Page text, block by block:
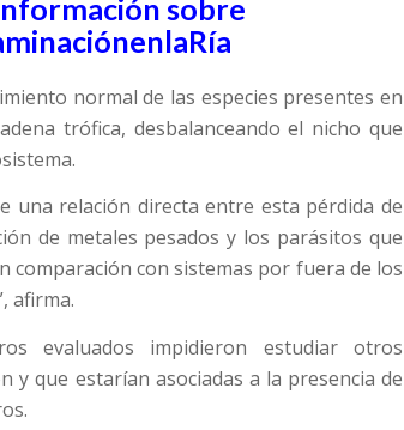
sobre
normal de las especies presentes en
trófica, desbalanceando el nicho que
una relación directa entre esta pérdida de
de metales pesados y los parásitos que
comparación con sistemas por fuera de los
afirma.
evaluados impidieron estudiar otros
y que estarían asociadas a la presencia de